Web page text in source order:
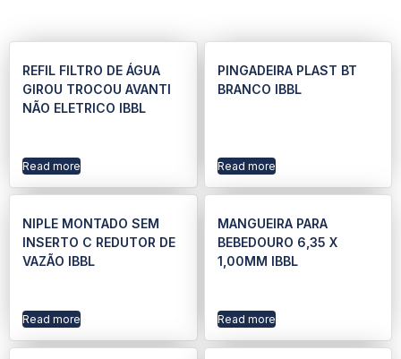
REFIL FILTRO DE ÁGUA
GIROU TROCOU AVANTI
NÃO ELETRICO IBBL
Read more
PINGADEIRA PLAST BT
BRANCO IBBL
Read more
NIPLE MONTADO SEM
INSERTO C REDUTOR DE
VAZÃO IBBL
Read more
MANGUEIRA PARA
BEBEDOURO 6,35 X
1,00MM IBBL
Read more